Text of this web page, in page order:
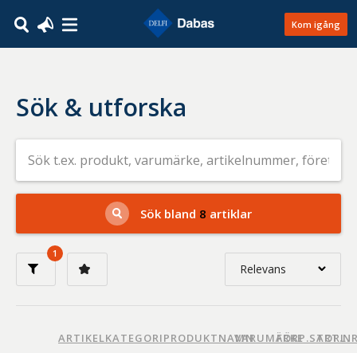
Kom igång
Sök & utforska
Sök
efter
livsmedel
på
t.ex.
produkt,
varumärke,
artikelnummer,
Sök bland 8 artiklar
1
Relevans
Nyaste
ARTIKELKATEGORIPRODUKTNAMNVARUMÄRKEFÖRP.STORL.